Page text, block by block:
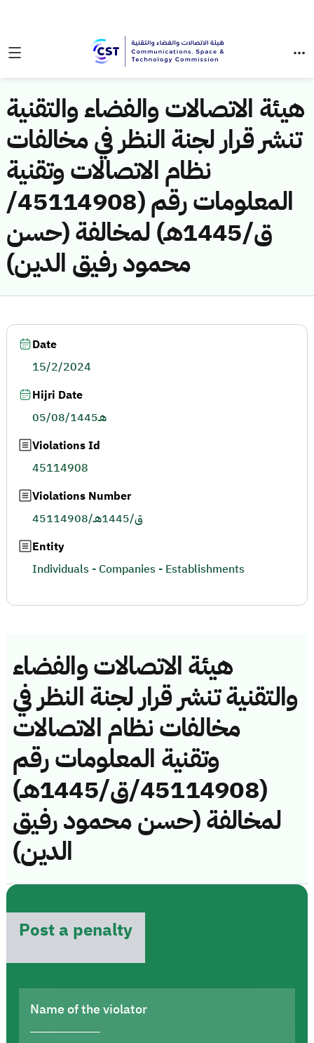
هيئة الاتصالات والفضاء والتقنية
تنشر قرار لجنة النظر في مخالفات
نظام الاتصالات وتقنية
المعلومات رقم (45114908/
ق/1445هـ) لمخالفة (حسن
محمود رفيق الدين)
هيئة الاتصالات والفضاء
والتقنية تنشر قرار لجنة النظر في
مخالفات نظام الاتصالات
وتقنية المعلومات رقم
(45114908/ق/1445هـ)
لمخالفة (حسن محمود رفيق
الدين)
Post a penalty
Name of the violator
Date
15/2/2024
Hijri Date
05/08/1445هـ
Violations Id
45114908
Violations Number
45114908/ق/1445هـ
Entity
Individuals - Companies - Establishments